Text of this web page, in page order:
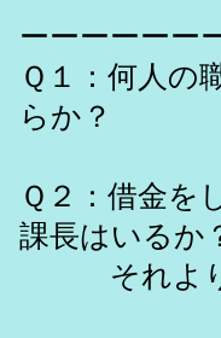
ーーーーーー
Ｑ１：何人
らか？
（
Ｑ２：借金を
課長はいる
それより
（